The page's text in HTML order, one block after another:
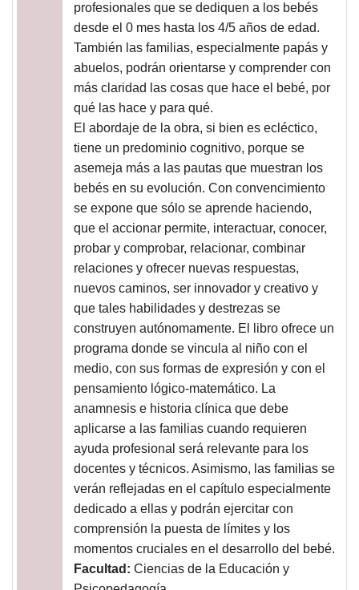
profesionales que se dediquen a los bebés
desde el 0 mes hasta los 4/5 años de edad.
También las familias, especialmente papás y
abuelos, podrán orientarse y comprender con
más claridad las cosas que hace el bebé, por
qué las hace y para qué.
El abordaje de la obra, si bien es ecléctico,
tiene un predominio cognitivo, porque se
asemeja más a las pautas que muestran los
bebés en su evolución. Con convencimiento
se expone que sólo se aprende haciendo,
que el accionar permite, interactuar, conocer,
probar y comprobar, relacionar, combinar
relaciones y ofrecer nuevas respuestas,
nuevos caminos, ser innovador y creativo y
que tales habilidades y destrezas se
construyen autónomamente. El libro ofrece un
programa donde se vincula al niño con el
medio, con sus formas de expresión y con el
pensamiento lógico-matemático. La
anamnesis e historia clínica que debe
aplicarse a las familias cuando requieren
ayuda profesional será relevante para los
docentes y técnicos. Asimismo, las familias se
verán reflejadas en el capítulo especialmente
dedicado a ellas y podrán ejercitar con
comprensión la puesta de límites y los
momentos cruciales en el desarrollo del bebé.
Facultad: Ciencias de la Educación y